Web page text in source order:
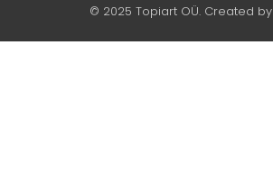
© 2025 Topiart OÜ. Created by